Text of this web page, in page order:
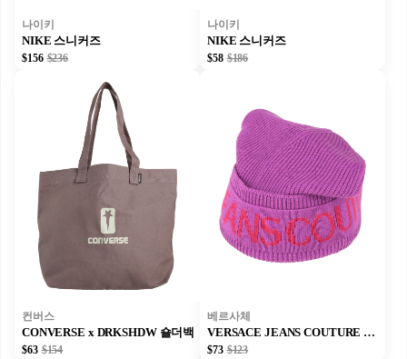
나이키
NIKE 스니커즈
$156 $236
나이키
NIKE 스니커즈
$58 $186
컨버스
CONVERSE x DRKSHDW 숄더백
$63 $154
베르사체
VERSACE JEANS COUTURE 모자
$73 $123